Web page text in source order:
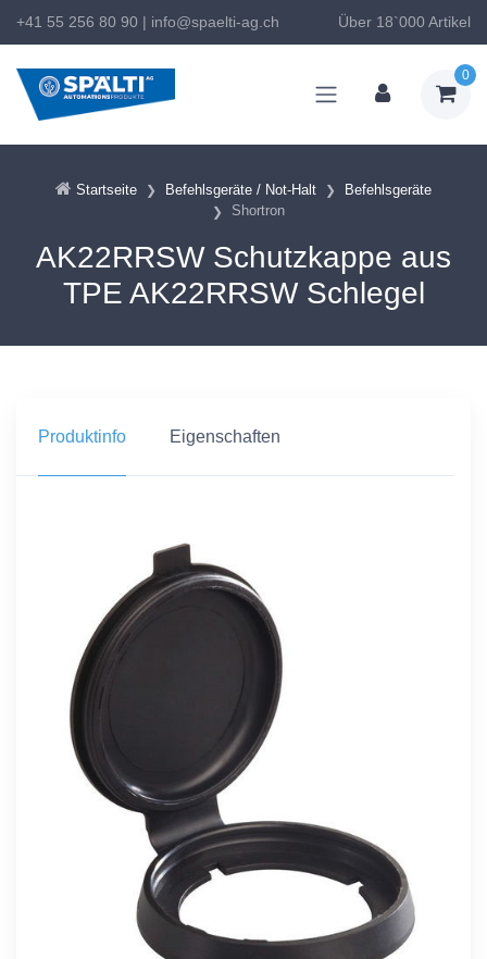
+41 55 256 80 90 | info@spaelti-ag.ch Über 18`000 Artikel
0
Startseite Befehlsgeräte / Not-Halt
Befehlsgeräte
Shortron
AK22RRSW Schutzkappe aus
TPE AK22RRSW Schlegel
Produktinfo Eigenschaften